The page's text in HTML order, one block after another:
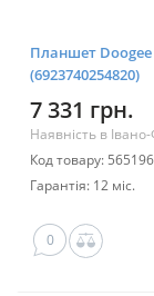
Планшет Doogee
(6923740254820)
7 331 грн.
Наявність в
Код товару:
Гарантія: 12 міс.
0